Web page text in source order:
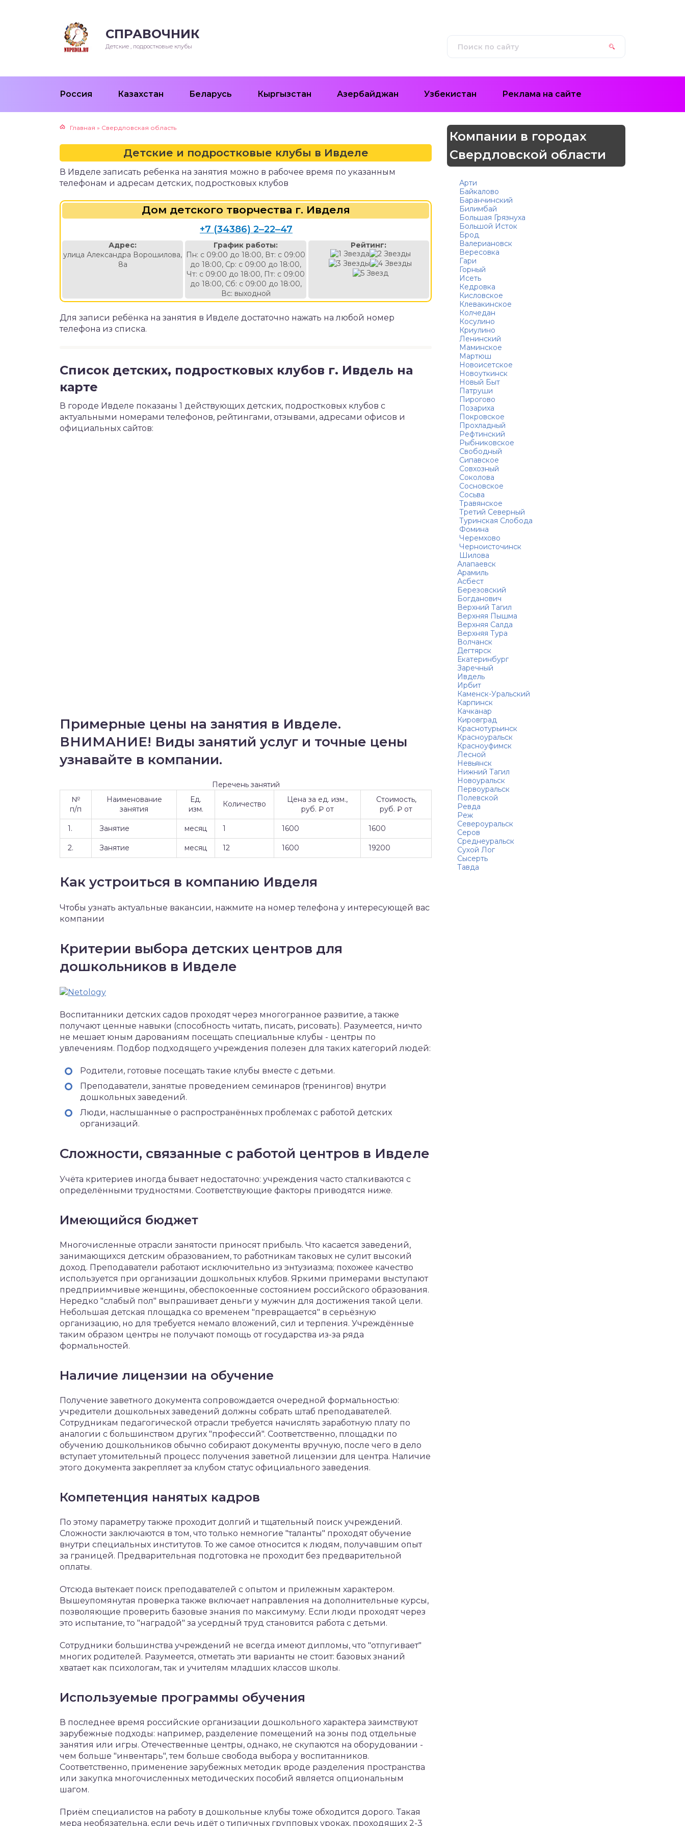
СПРАВОЧНИК
Детские , подростковые клубы
Россия Казахстан Беларусь Кыргызстан Азербайджан Узбекистан Реклама на сайте
Главная » Свердловская область
Детские и подростковые клубы в Ивделе
В Ивделе записать ребенка на занятия можно в рабочее время по указанным
телефонам и адресам детских, подростковых клубов
Дом детского творчества г. Ивделя
+7 (34386) 2‒22‒47
Адрес:
улица Александра Ворошилова,
8а
График работы:
Пн: с 09:00 до 18:00, Вт: с 09:00
до 18:00, Ср: с 09:00 до 18:00,
Чт: с 09:00 до 18:00, Пт: с 09:00
до 18:00, Сб: с 09:00 до 18:00,
Вс: выходной
Рейтинг:
Для записи ребёнка на занятия в Ивделе достаточно нажать на любой номер
телефона из списка.
Список детских, подростковых клубов г. Ивдель на
карте
В городе Ивделе показаны 1 действующих детских, подростковых клубов с
актуальными номерами телефонов, рейтингами, отзывами, адресами офисов и
официальных сайтов:
Примерные цены на занятия в Ивделе.
ВНИМАНИЕ! Виды занятий услуг и точные цены
узнавайте в компании.
Перечень занятий
№
п/п
Наименование
занятия
Ед.
изм.
Количество
Цена за ед. изм.,
руб. ₽ от
Стоимость,
руб. ₽ от
1. Занятие месяц 1 1600 1600
2. Занятие месяц 12 1600 19200
Как устроиться в компанию Ивделя
Чтобы узнать актуальные вакансии, нажмите на номер телефона у интересующей вас
компании
Критерии выбора детских центров для
дошкольников в Ивделе
Воспитанники детских садов проходят через многогранное развитие, а также
получают ценные навыки (способность читать, писать, рисовать). Разумеется, ничто
не мешает юным дарованиям посещать специальные клубы - центры по
увлечениям. Подбор подходящего учреждения полезен для таких категорий людей:
Родители, готовые посещать такие клубы вместе с детьми.
Преподаватели, занятые проведением семинаров (тренингов) внутри
дошкольных заведений.
Люди, наслышанные о распространённых проблемах с работой детских
организаций.
Сложности, связанные с работой центров в Ивделе
Учёта критериев иногда бывает недостаточно: учреждения часто сталкиваются с
определёнными трудностями. Соответствующие факторы приводятся ниже.
Имеющийся бюджет
Многочисленные отрасли занятости приносят прибыль. Что касается заведений,
занимающихся детским образованием, то работникам таковых не сулит высокий
доход. Преподаватели работают исключительно из энтузиазма; похожее качество
используется при организации дошкольных клубов. Яркими примерами выступают
предприимчивые женщины, обеспокоенные состоянием российского образования.
Нередко "слабый пол" выпрашивает деньги у мужчин для достижения такой цели.
Небольшая детская площадка со временем "превращается" в серьёзную
организацию, но для требуется немало вложений, сил и терпения. Учреждённые
таким образом центры не получают помощь от государства из-за ряда
формальностей.
Наличие лицензии на обучение
Получение заветного документа сопровождается очередной формальностью:
учредители дошкольных заведений должны собрать штаб преподавателей.
Сотрудникам педагогической отрасли требуется начислять заработную плату по
аналогии с большинством других "профессий". Соответственно, площадки по
обучению дошкольников обычно собирают документы вручную, после чего в дело
вступает утомительный процесс получения заветной лицензии для центра. Наличие
этого документа закрепляет за клубом статус официального заведения.
Компетенция нанятых кадров
По этому параметру также проходит долгий и тщательный поиск учреждений.
Сложности заключаются в том, что только немногие "таланты" проходят обучение
внутри специальных институтов. То же самое относится к людям, получавшим опыт
за границей. Предварительная подготовка не проходит без предварительной
оплаты.
Отсюда вытекает поиск преподавателей с опытом и прилежным характером.
Вышеупомянутая проверка также включает направления на дополнительные курсы,
позволяющие проверить базовые знания по максимуму. Если люди проходят через
это испытание, то "наградой" за усердный труд становится работа с детьми.
Сотрудники большинства учреждений не всегда имеют дипломы, что "отпугивает"
многих родителей. Разумеется, отметать эти варианты не стоит: базовых знаний
хватает как психологам, так и учителям младших классов школы.
Используемые программы обучения
В последнее время российские организации дошкольного характера заимствуют
зарубежные подходы: например, разделение помещений на зоны под отдельные
занятия или игры. Отечественные центры, однако, не скупаются на оборудовании -
чем больше "инвентарь", тем больше свобода выбора у воспитанников.
Соответственно, применение зарубежных методик вроде разделения пространства
или закупка многочисленных методических пособий является опциональным
шагом.
Приём специалистов на работу в дошкольные клубы тоже обходится дорого. Такая
мера необязательна, если речь идёт о типичных групповых уроках, проходящих 2-3
Компании в городах
Свердловской области
Арти
Байкалово
Баранчинский
Билимбай
Большая Грязнуха
Большой Исток
Брод
Валериановск
Вересовка
Гари
Горный
Исеть
Кедровка
Кисловское
Клевакинское
Колчедан
Косулино
Криулино
Ленинский
Маминское
Мартюш
Новоисетское
Новоуткинск
Новый Быт
Патруши
Пирогово
Позариха
Покровское
Прохладный
Рефтинский
Рыбниковское
Свободный
Сипавское
Совхозный
Соколова
Сосновское
Сосьва
Травянское
Третий Северный
Туринская Слобода
Фомина
Черемхово
Черноисточинск
Шилова
Алапаевск
Арамиль
Асбест
Березовский
Богданович
Верхний Тагил
Верхняя Пышма
Верхняя Салда
Верхняя Тура
Волчанск
Дегтярск
Екатеринбург
Заречный
Ивдель
Ирбит
Каменск-Уральский
Карпинск
Качканар
Кировград
Краснотурьинск
Красноуральск
Красноуфимск
Лесной
Невьянск
Нижний Тагил
Новоуральск
Первоуральск
Полевской
Ревда
Реж
Североуральск
Серов
Среднеуральск
Сухой Лог
Сысерть
Тавда